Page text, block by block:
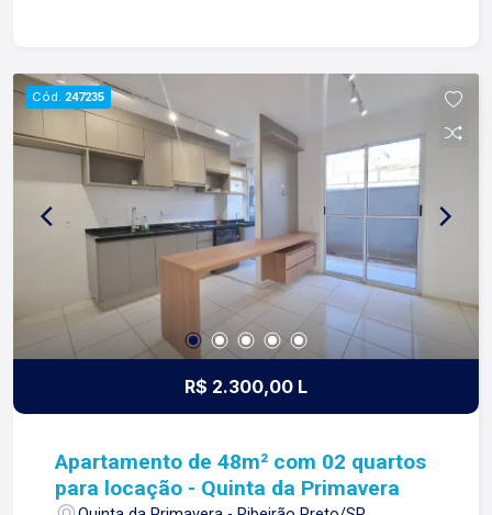
tradicionalidade com o arrojo e a força comercial
da atualidade. A Lago é sua principal imobiliária
em Ribeirão Preto!
Cód. 247235
R$ 2.300,00 L
Apartamento de 48m² com 02 quartos
para locação - Quinta da Primavera